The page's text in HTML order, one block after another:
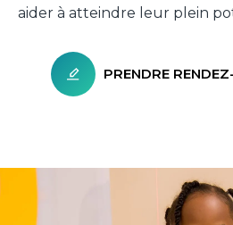
aider à atteindre leur plein
PRENDRE